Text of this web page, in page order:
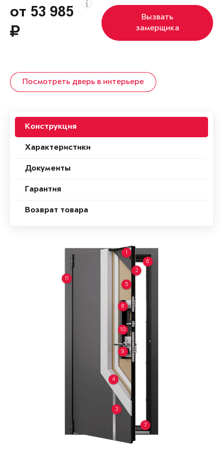
от 53 985
Вызвать
замерщика
Посмотреть дверь в интерьере
Конструкция
Характеристики
Документы
Гарантия
Возврат товара
1
2
3
4
5
6
7
8
9
10
11